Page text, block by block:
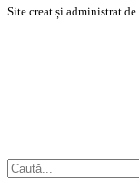
Site creat și administrat de